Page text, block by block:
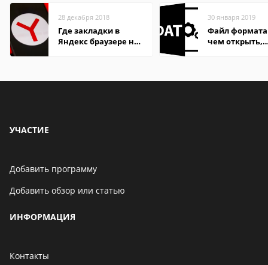
28 декабря 2018
Где закладки в
Яндекс браузере на
30 января 2019
Файл формата
чем открыть,
УЧАСТИЕ
Добавить программу
Добавить обзор или статью
ИНФОРМАЦИЯ
Контакты